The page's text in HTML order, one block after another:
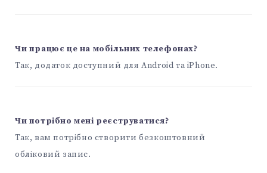
Чи працює це на мобільних телефонах?
Так, додаток доступний для Android та iPhone.
Чи потрібно мені реєструватися?
Так, вам потрібно створити безкоштовний
обліковий запис.